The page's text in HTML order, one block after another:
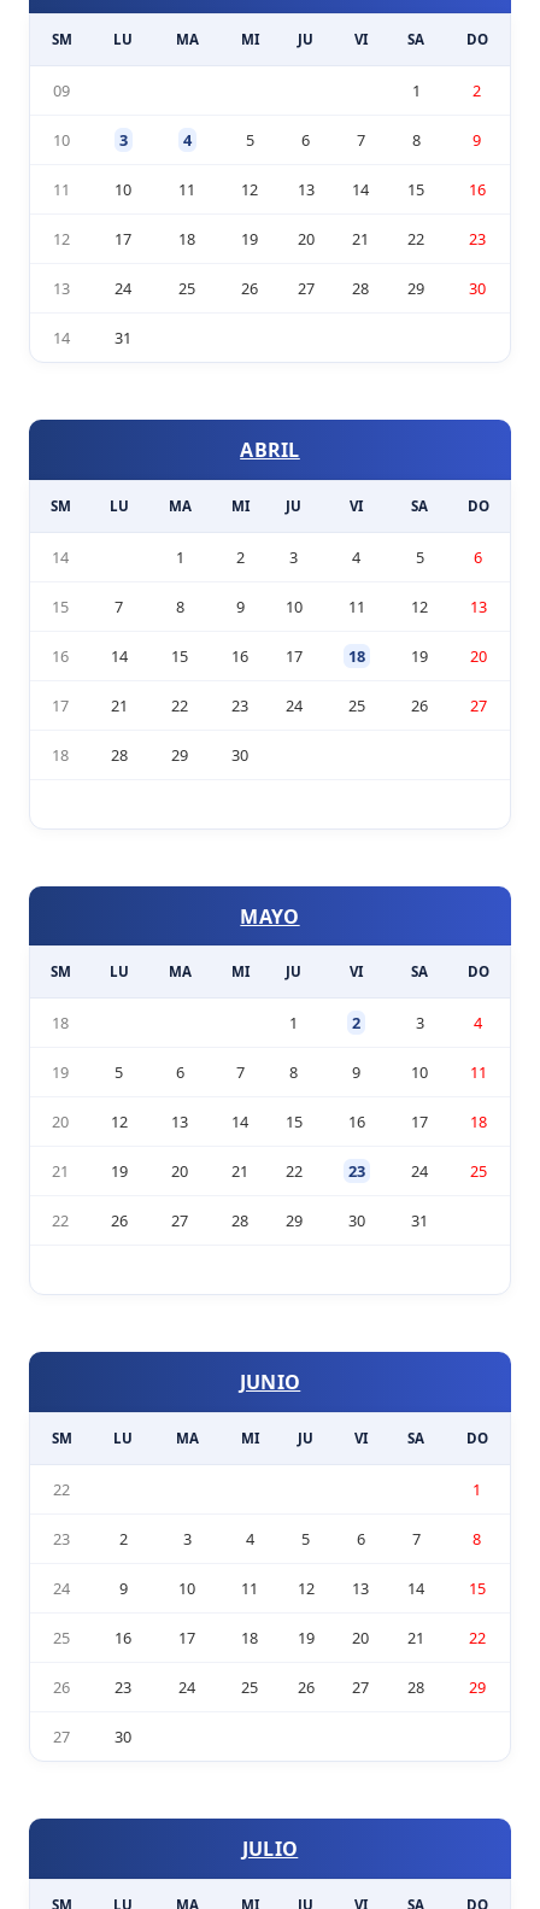
SM LU MA MI JU VI SA DO
09 1 2
10 3 4 5 6 7 8 9
11 10 11 12 13 14 15 16
12 17 18 19 20 21 22 23
13 24 25 26 27 28 29 30
14 31
ABRIL
SM LU MA MI JU VI SA DO
14 1 2 3 4 5 6
15 7 8 9 10 11 12 13
16 14 15 16 17 18 19 20
17 21 22 23 24 25 26 27
18 28 29 30
MAYO
SM LU MA MI JU VI SA DO
18 1 2 3 4
19 5 6 7 8 9 10 11
20 12 13 14 15 16 17 18
21 19 20 21 22 23 24 25
22 26 27 28 29 30 31
JUNIO
SM LU MA MI JU VI SA DO
22 1
23 2 3 4 5 6 7 8
24 9 10 11 12 13 14 15
25 16 17 18 19 20 21 22
26 23 24 25 26 27 28 29
27 30
JULIO
SM LU MA MI JU VI SA DO